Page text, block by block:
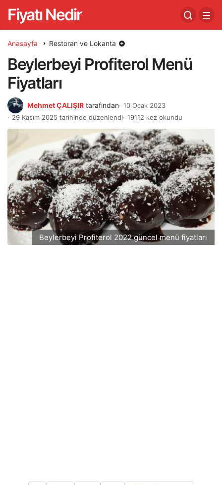
Fiyatı Nedir
Anasayfa Restoran ve Lokanta
Beylerbeyi Profiterol Menü
Fiyatları
Mehmet ÇALIŞIR tarafından 10 Ocak 2023
29 Kasım 2025 tarihinde düzenlendi
19112 kez okundu
Beylerbeyi Profiterol 2022 güncel menü fiyatları